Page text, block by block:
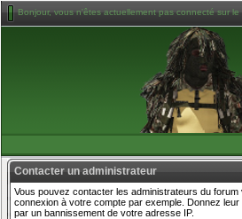
Bonjour, vous n'êtes actuellement pas connecté sur le
Contacter un administrateur
Vous pouvez contacter les administrateurs du
connexion à votre compte par exemple. Donnez
par un bannissement de votre adresse IP.